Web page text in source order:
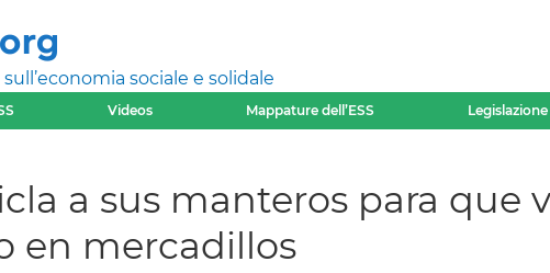
sociale e solidale
Videos Mappature dell’ESS Legislazione
a sus manteros para que
en mercadillos